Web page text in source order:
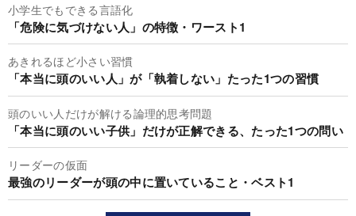
小学生でもできる言語化
「危険に気づけない人」の特徴・ワースト1
あきれるほど小さい習慣
「本当に頭のいい人」が「執着しない」たった1つの習慣
頭のいい人だけが解ける論理的思考問題
「本当に頭のいい子供」だけが正解できる、たった1つの問い
リーダーの仮面
最強のリーダーが頭の中に置いていること・ベスト1